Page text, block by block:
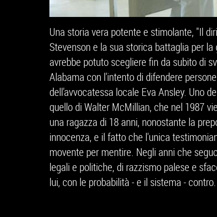
Una storia vera potente e stimolante, "Il
Stevenson e la sua storica battaglia per
avrebbe potuto scegliere fin da subito di
Alabama con l'intento di difendere
dell'avvocatessa locale Eva Ansley. Uno
quello di Walter McMillian, che nel 1987
una ragazza di 18 anni, nonostante la
innocenza, e il fatto che l'unica
movente per mentire. Negli anni che
legali e politiche, di razzismo palese e
lui, con le probabilità - e il sistema - contro.